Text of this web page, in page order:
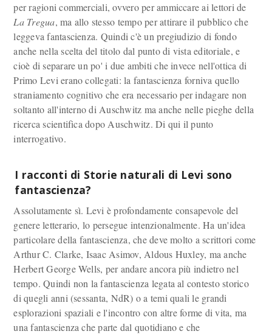
per ragioni commerciali, ovvero per ammiccare ai lettori de
La Tregua, ma allo stesso tempo per attirare il pubblico che
leggeva fantascienza. Quindi c'è un pregiudizio di fondo
anche nella scelta del titolo dal punto di vista editoriale, e
cioè di separare un po' i due ambiti che invece nell'ottica di
Primo Levi erano collegati: la fantascienza forniva quello
straniamento cognitivo che era necessario per indagare non
soltanto all'interno di Auschwitz ma anche nelle pieghe della
ricerca scientifica dopo Auschwitz. Di qui il punto
interrogativo.
I racconti di Storie naturali di Levi sono
fantascienza?
Assolutamente sì. Levi è profondamente consapevole del
genere letterario, lo persegue intenzionalmente. Ha un'idea
particolare della fantascienza, che deve molto a scrittori come
Arthur C. Clarke, Isaac Asimov, Aldous Huxley, ma anche
Herbert George Wells, per andare ancora più indietro nel
tempo. Quindi non la fantascienza legata al contesto storico
di quegli anni (sessanta, NdR) o a temi quali le grandi
esplorazioni spaziali e l'incontro con altre forme di vita, ma
una fantascienza che parte dal quotidiano e che